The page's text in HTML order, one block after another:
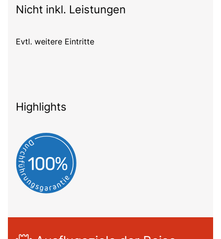
Nicht inkl. Leistungen
Evtl. weitere Eintritte
Highlights